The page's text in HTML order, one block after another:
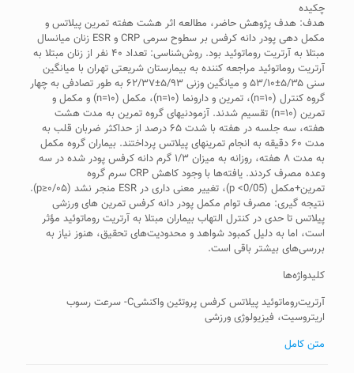
چکیده
هدف: هدف پژوهش حاضر، مطالعه­ اثر هشت هفته تمرین پیلاتس و
مکمل ­دهی پودر دانه کرفس بر سطوح سرمی CRP و ESR زنان میانسال
مبتلا به آرتریت­ روماتوئید بود. روش‌شناسی: تعداد ۴۰ نفر از زنان مبتلا به
آرتریت ­روماتوئید مراجعه کننده به بیمارستان شریعتی تهران با میانگین
سنی­ ۵/۳۵±۵۳/۱۰ و میانگین وزنی ۵/۹۳±۶۲/۳۷ به طور تصادفی به چهار
گروه کنترل (۱۰­=n)­، تمرین و دارونما (۱۰­=n)­­، مکمل (۱۰­=n)­ و مکمل و
تمرین (۱۰­=n)­ تقسیم شدند. آزمودنی­های گروه تمرین به مدت هشت
هفته، سه جلسه در هفته با شدت ۶۵ درصد از حداکثر ضربان قلب به
مدت ۶۰ دقیقه به انجام تمرین­های پیلاتس پرداختند. بیماران گروه مکمل
به مدت ۸ هفته، روزانه به میزان ۱/۳ گرم دانه کرفس پودر شده در سه
وعده مصرف کردند. یافته‌ها با وجود کاهش CRP سرم گروه
تمرین+مکمل­ (p <0/05)، تغییر معنی­ داری در ESR منجر نشد (p≥۰/۰۵).
نتیجه‌ گیری: مصرف توام مکمل پودر دانه کرفس تمرین ­های ورزشی
پیلاتس تا حدی در کنترل التهاب بیماران مبتلا به آرتریت­ روماتوئید مؤثر
است، اما به دلیل کمبود شواهد و محدودیت‌های تحقیق، هنوز نیاز به
بررسی‌های بیشتر باقی است.
کلیدواژه‌ها
آرتریت‌روماتوئید پیلاتس کرفس پروتئین واکنشی‌C- سرعت رسوب
اریتروسیت، فیزیولوژی ورزشی
متن کامل